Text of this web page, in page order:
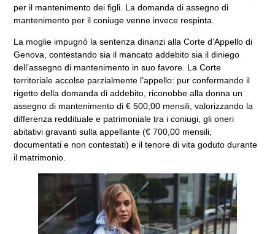
per il mantenimento dei figli. La domanda di assegno di
mantenimento per il coniuge venne invece respinta.
La moglie impugnò la sentenza dinanzi alla Corte d’Appello di
Genova, contestando sia il mancato addebito sia il diniego
dell’assegno di mantenimento in suo favore. La Corte
territoriale accolse parzialmente l’appello: pur confermando il
rigetto della domanda di addebito, riconobbe alla donna un
assegno di mantenimento di € 500,00 mensili, valorizzando la
differenza reddituale e patrimoniale tra i coniugi, gli oneri
abitativi gravanti sulla appellante (€ 700,00 mensili,
documentati e non contestati) e il tenore di vita goduto durante
il matrimonio.